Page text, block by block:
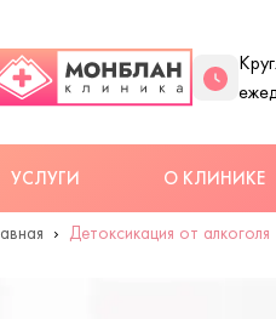
УСЛУГИ О КЛИНИКЕ
Детоксикация от алкоголя